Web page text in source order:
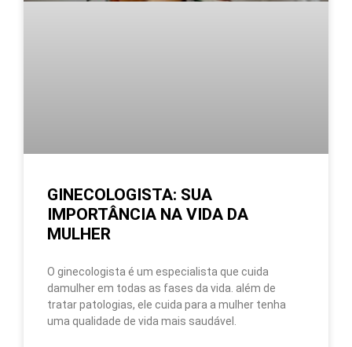
GINECOLOGISTA: SUA
IMPORTÂNCIA NA VIDA DA
MULHER
O ginecologista é um especialista que cuida
damulher em todas as fases da vida. além de
tratar patologias, ele cuida para a mulher tenha
uma qualidade de vida mais saudável.